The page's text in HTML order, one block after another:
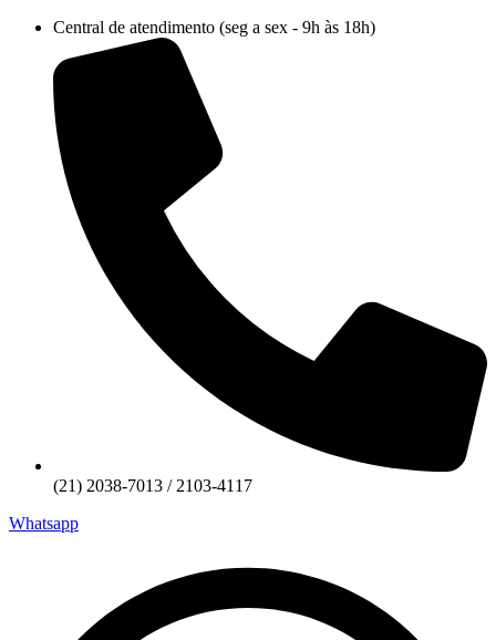
conteúdo
Central de atendimento (seg a sex - 9h às 18h)
(21) 2038-7013 / 2103-4117
Whatsapp